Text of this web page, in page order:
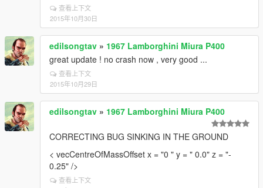
查看上下文
2015年10月30日
edilsongtav » 1967 Lamborghini Miura P400
great update ! no crash now , very good ...
查看上下文
2015年10月29日
edilsongtav » 1967 Lamborghini Miura P400
CORRECTING BUG SINKING IN THE GROUND
< vecCentreOfMassOffset x = "0 " y = " 0.0" z = "-
0.25" />
查看上下文